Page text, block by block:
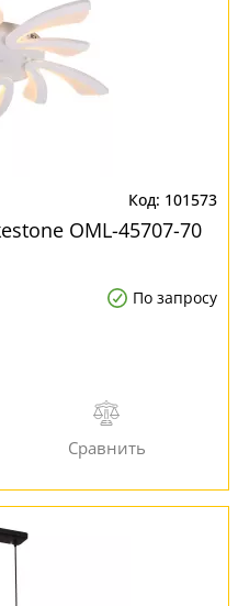
101573
OML-45707-70
По запросу